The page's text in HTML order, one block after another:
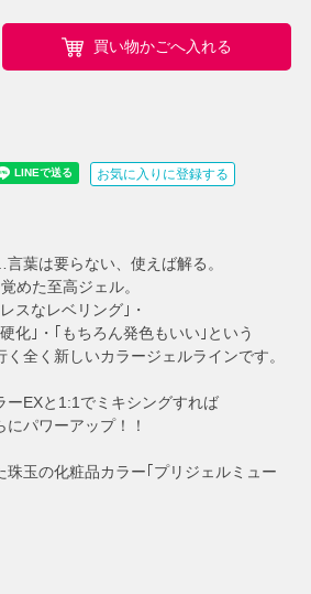
買い物かごへ入れる
お気に入りに登録する
葉は要らない、使えば解る。
めた至高ジェル。
スなレベリング｣・
化｣・｢もちろん発色もいい｣という
全く新しいカラージェルラインです。
ーEXと1:1でミキシングすれば
パワーアップ！！
珠玉の化粧品カラー｢プリジェルミュー